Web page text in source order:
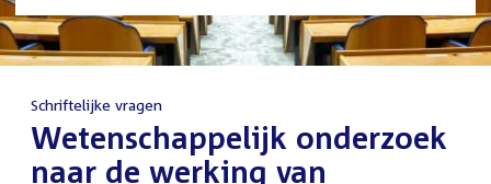
Schriftelijke vragen
:Wetenschappelijk onderzoek
naar de werking van